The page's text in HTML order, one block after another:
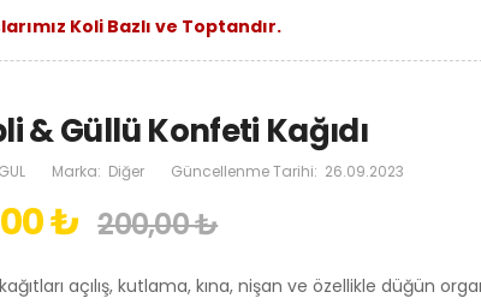
Koli Bazlı ve Toptandır.
& Güllü Konfeti Kağıdı
Marka: Diğer Güncellenme Tarihi: 26.09.2023
₺ 200,00 ₺
açılış, kutlama, kına, nişan ve özellikle düğün